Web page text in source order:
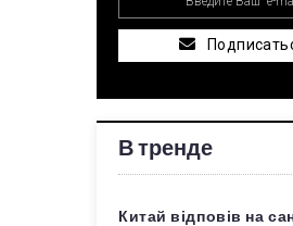
В тренде
Китай відповів на